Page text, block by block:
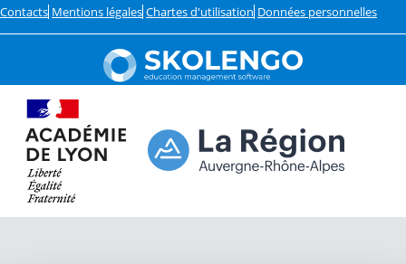
Contacts Mentions légales Chartes d'utilisation Données personnelles